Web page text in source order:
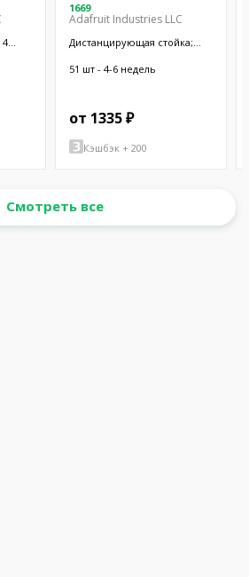
4
1669
Adafruit Industries LLC
Дистанцирующая стойка;
латунь; никель
51 шт - 4-6 недель
от 1335 ₽
Кэшбэк + 200
Смотреть все